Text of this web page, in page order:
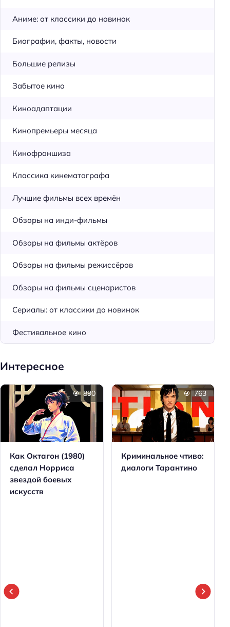
Аниме: от классики до новинок
Биографии, факты, новости
Большие релизы
Забытое кино
Киноадаптации
Кинопремьеры месяца
Кинофраншиза
Классика кинематографа
Лучшие фильмы всех времён
Обзоры на инди-фильмы
Обзоры на фильмы актёров
Обзоры на фильмы режиссёров
Обзоры на фильмы сценаристов
Сериалы: от классики до новинок
Фестивальное кино
Интересное
Как Октагон (1980)
сделал Норриса
звездой боевых
искусств
890
Криминальное чтиво:
диалоги Тарантино
763